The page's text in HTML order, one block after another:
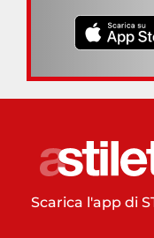
Scarica l'app di